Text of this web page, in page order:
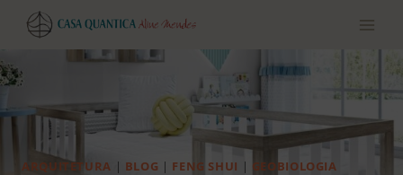
Pular
para
conteúdo
ARQUITETURA | BLOG | FENG SHUI | GEOBIOLOGIA